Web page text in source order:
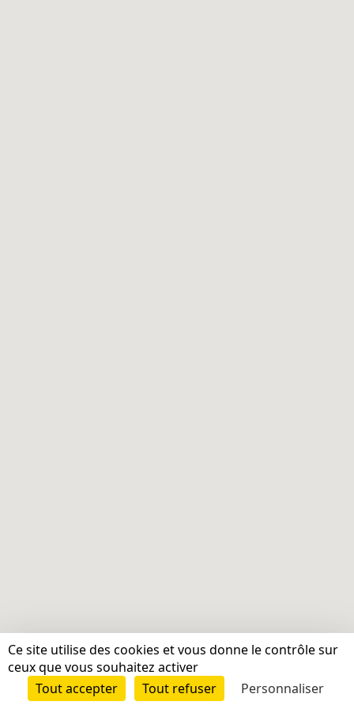
Ce site utilise des cookies et vous donne le contrôle sur
ceux que vous souhaitez activer
Tout accepter
Tout refuser Personnaliser